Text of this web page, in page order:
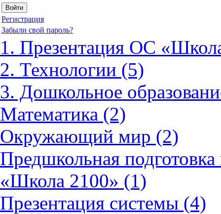
Регистрация
Забыли свой пароль?
1. Презентация ОС
2. Технологии (5)
3. Дошкольное
Математика (2)
Окружающий мир (2)
Предшкольная
«Школа 2100» (1)
Презентация системы (4)